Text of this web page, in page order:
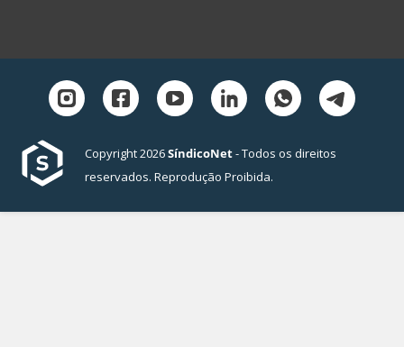
Copyright 2026SíndicoNet- Todos os direitos
reservados. Reprodução Proibida.